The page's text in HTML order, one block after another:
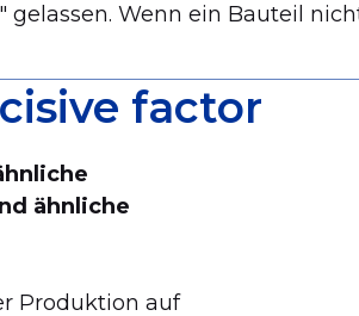
gelassen. Wenn ein Bauteil
factor
ähnliche
Produktion auf